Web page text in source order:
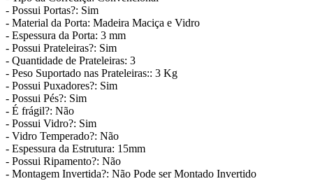
- Possui Portas?: Sim
- Material da Porta: Madeira Maciça e Vidro
- Espessura da Porta: 3 mm
- Possui Prateleiras?: Sim
- Quantidade de Prateleiras: 3
- Peso Suportado nas Prateleiras:: 3 Kg
- Possui Puxadores?: Sim
- Possui Pés?: Sim
- É frágil?: Não
- Possui Vidro?: Sim
- Vidro Temperado?: Não
- Espessura da Estrutura: 15mm
- Possui Ripamento?: Não
- Montagem Invertida?: Não Pode ser Montado Invertido